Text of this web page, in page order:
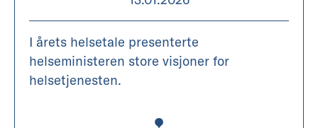
I årets helsetale presenterte
helseministeren store visjoner for
helsetjenesten.